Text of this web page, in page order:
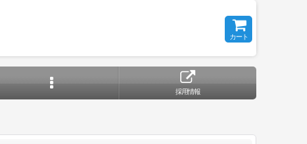
カート
採用情報